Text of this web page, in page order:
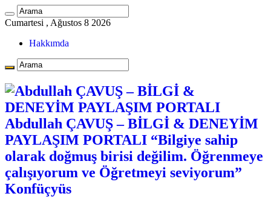
Cumartesi , Ağustos 8 2026
Hakkımda
Abdullah ÇAVUŞ – BİLGİ & DENEYİM
PAYLAŞIM PORTALI “Bilgiye sahip
olarak doğmuş birisi değilim. Öğrenmeye
çalışıyorum ve Öğretmeyi seviyorum”
Konfüçyüs